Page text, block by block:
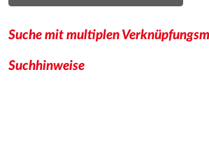
Suche mit multiplen
Suchhinweise